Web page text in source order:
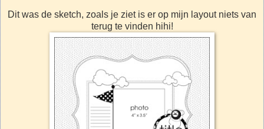
Dit was de sketch, zoals je ziet is er op mijn layout niets van
terug te vinden hihi!